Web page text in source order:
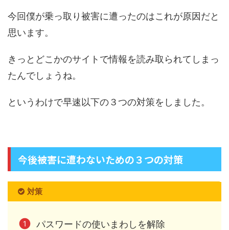
今回僕が乗っ取り被害に遭ったのはこれが原因だと
思います。
きっとどこかのサイトで情報を読み取られてしまっ
たんでしょうね。
というわけで早速以下の３つの対策をしました。
今後被害に遭わないための３つの対策
対策
パスワードの使いまわしを解除